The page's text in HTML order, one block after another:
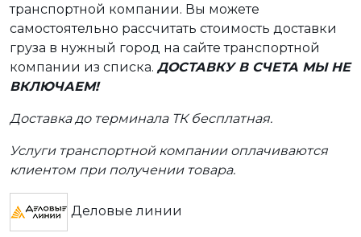
транспортной компании. Вы можете
самостоятельно рассчитать стоимость доставки
груза в нужный город на сайте транспортной
компании из списка. ДОСТАВКУ В СЧЕТА МЫ НЕ
ВКЛЮЧАЕМ!
Доставка до терминала ТК бесплатная.
Услуги транспортной компании оплачиваются
клиентом при получении товара.
Деловые линии